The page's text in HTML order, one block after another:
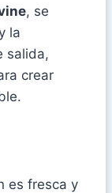
, se
la
salida,
crear
es fresca y